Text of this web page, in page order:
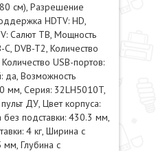
см), Разрешение
HDTV: HD,
Салют ТВ, Мощность
DVB-T2, Количество
USB-портов:
да, Возможность
мм, Серия: 32LH5010T,
ДУ, Цвет корпуса:
подставки: 430.3 мм,
4 кг, Ширина с
мм, Глубина с